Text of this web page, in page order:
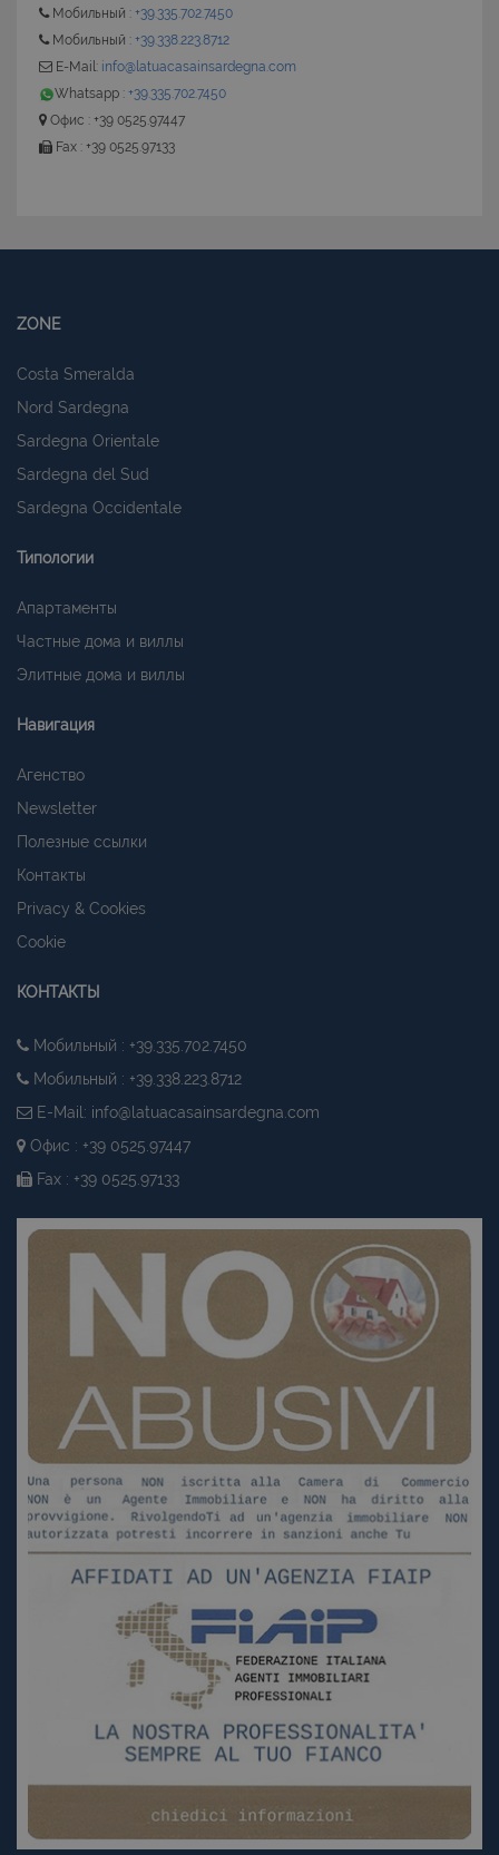
Мобильный : +39.335.702.7450
Мобильный : +39.338.223.8712
E-Mail: info@latuacasainsardegna.com
Whatsapp : +39.335.702.7450
Офис : +39 0525.97447
Fax : +39 0525.97133
ZONE
Costa Smeralda
Nord Sardegna
Sardegna Orientale
Sardegna del Sud
Sardegna Occidentale
Типологии
Апартаменты
Частные дома и виллы
Элитные дома и виллы
Навигация
Агенство
Newsletter
Полезные ссылки
Контакты
Privacy & Cookies
Cookie
КОНТАКТЫ
Мобильный : +39.335.702.7450
Мобильный : +39.338.223.8712
E-Mail: info@latuacasainsardegna.com
Офис : +39 0525.97447
Fax : +39 0525.97133
CookieScriptConsent